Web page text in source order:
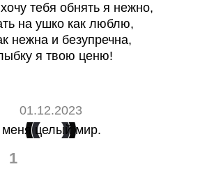
тебя обнять я нежно,
на ушко как люблю,
нежна и безупречна,
я твою ценю!
01.12.2023
1